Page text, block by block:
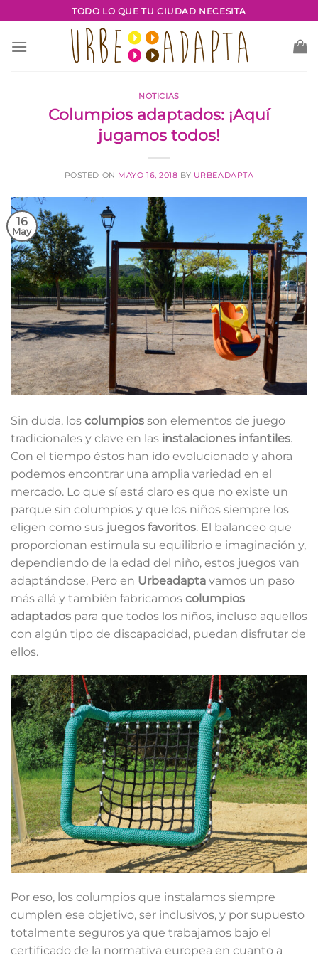
al
contenido
TODO LO QUE TU CIUDAD NECESITA
NOTICIAS
Columpios adaptados: ¡Aquí
jugamos todos!
POSTED ON MAYO 16, 2018 BY URBEADAPTA
16
May
Sin duda, los columpios son elementos de juego
tradicionales y clave en las instalaciones infantiles.
Con el tiempo éstos han ido evolucionado y ahora
podemos encontrar una amplia variedad en el
mercado. Lo que sí está claro es que no existe un
parque sin columpios y que los niños siempre los
eligen como sus juegos favoritos. El balanceo que
proporcionan estimula su equilibrio e imaginación y,
dependiendo de la edad del niño, estos juegos van
adaptándose. Pero en Urbeadapta vamos un paso
más allá y también fabricamos columpios
adaptados para que todos los niños, incluso aquellos
con algún tipo de discapacidad, puedan disfrutar de
ellos.
Por eso, los columpios que instalamos siempre
cumplen ese objetivo, ser inclusivos, y por supuesto
totalmente seguros ya que trabajamos bajo el
certificado de la normativa europea en cuanto a